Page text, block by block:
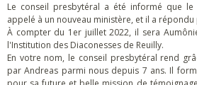
Le conseil presbytéral a été informé que
appelé à un nouveau ministère, et il a
À compter du 1er juillet 2022, il sera
l'Institution des Diaconesses de Reuilly.
En votre nom, le conseil presbytéral rend
par Andreas parmi nous depuis 7 ans. Il